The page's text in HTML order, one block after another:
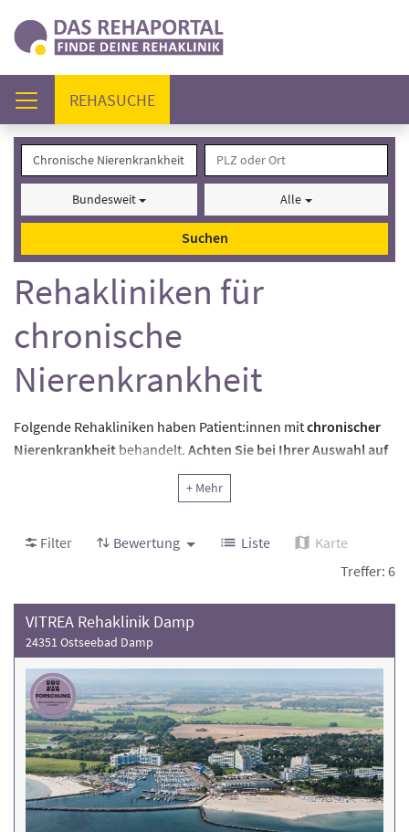
REHASUCHE(AKTUELL)
Bundesweit Alle
Suchen
Rehakliniken für
chronische
Nierenkrankheit
Folgende Rehakliniken haben Patient:innen mitchronischer
Nierenkrankheit behandelt. Achten Sie bei Ihrer Auswahl auf
die Bewertung der Rehaklinik und die Anzahl der
. Weitere Informationen und die
+ Mehr
Filter Bewertung Liste
Karte
Treffer: 6
VITREA Rehaklinik Damp
24351 Ostseebad Damp